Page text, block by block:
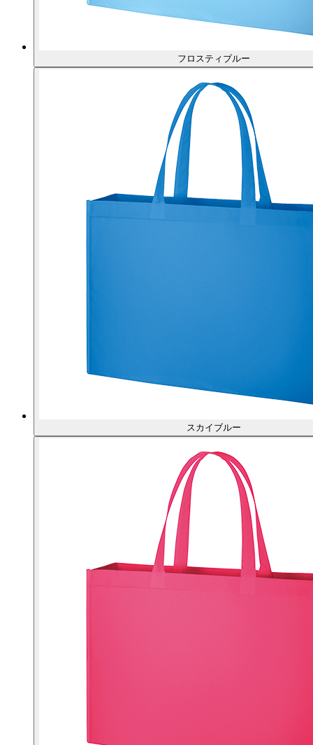
フロスティブルー
スカイブルー